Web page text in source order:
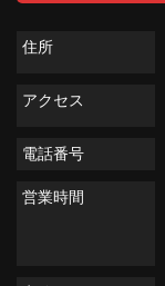
住所
アクセス
電話番号
営業時間